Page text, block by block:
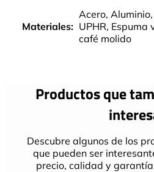
Materiales:
Acero,
UPHR, Espuma
café molido
Productos que
Descubre algunos de los
que pueden ser
precio, calidad y